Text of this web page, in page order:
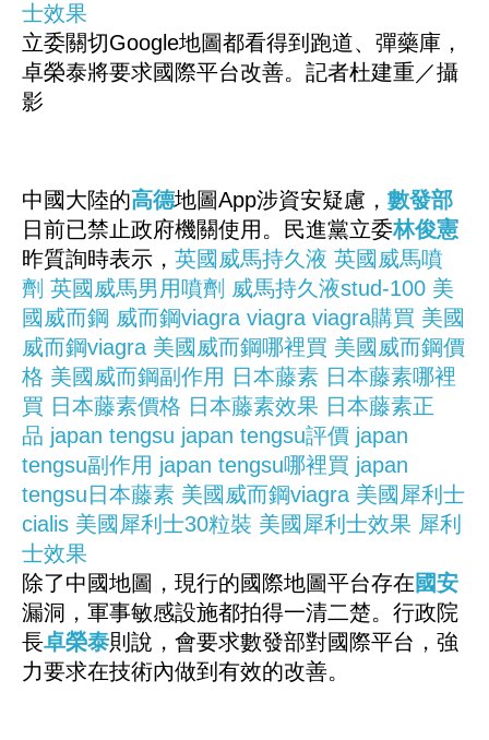
士效果
立委關切Google地圖都看得到跑道、彈藥庫，
卓榮泰將要求國際平台改善。記者杜建重／攝
影
中國大陸的高德地圖App涉資安疑慮， 數發部
日前已禁止政府機關使用。民進黨立委林俊憲
昨質詢時表示， 英國威馬持久液 英國威馬噴
劑 英國威馬男用噴劑 威馬持久液stud-100 美
國威而鋼 威而鋼viagra viagra viagra購買 美國
威而鋼viagra 美國威而鋼哪裡買 美國威而鋼價
格 美國威而鋼副作用 日本藤素 日本藤素哪裡
買 日本藤素價格 日本藤素效果 日本藤素正
品 japan tengsu japan tengsu評價 japan
tengsu副作用 japan tengsu哪裡買 japan
tengsu日本藤素 美國威而鋼viagra 美國犀利士
cialis 美國犀利士30粒裝 美國犀利士效果 犀利
士效果
除了中國地圖，現行的國際地圖平台存在國安
漏洞，軍事敏感設施都拍得一清二楚。行政院
長卓榮泰則說，會要求數發部對國際平台，強
力要求在技術內做到有效的改善。